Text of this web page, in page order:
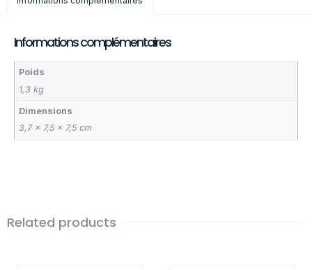
Informations complémentaires
Poids
1,3 kg
Dimensions
3,7 × 7,5 × 7,5 cm
Related products